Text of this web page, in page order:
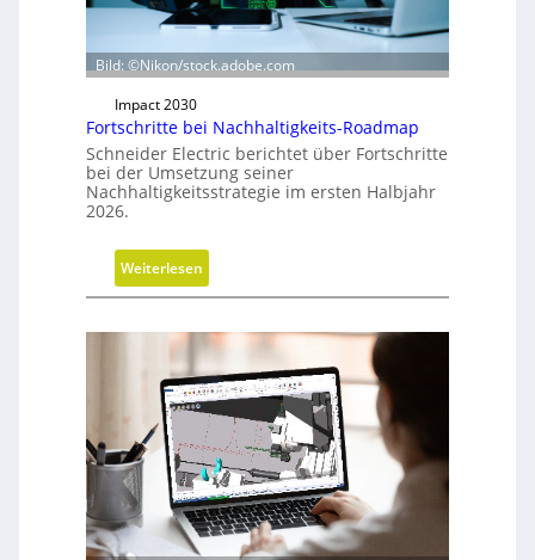
h
u
d
e
r
s
c
ä
f
t
s
f
ü
h
r
u
Bild: ©Nikon/stock.adobe.com
Impact 2030
Fortschritte bei Nachhaltigkeits-Roadmap
Schneider Electric berichtet über Fortschritte
bei der Umsetzung seiner
Nachhaltigkeitsstrategie im ersten Halbjahr
2026.
Weiterlesen:
F
s
c
h
r
i
t
t